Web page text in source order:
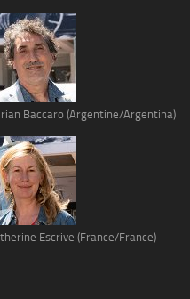
Baccaro (Argentine/Argentina)
Escrive (France/France)